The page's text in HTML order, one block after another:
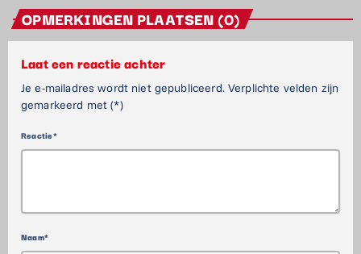
OPMERKINGEN PLAATSEN (0)
Laat een reactie achter
Je e-mailadres wordt niet gepubliceerd. Verplichte velden zijn
gemarkeerd met (*)
Reactie*
Naam*